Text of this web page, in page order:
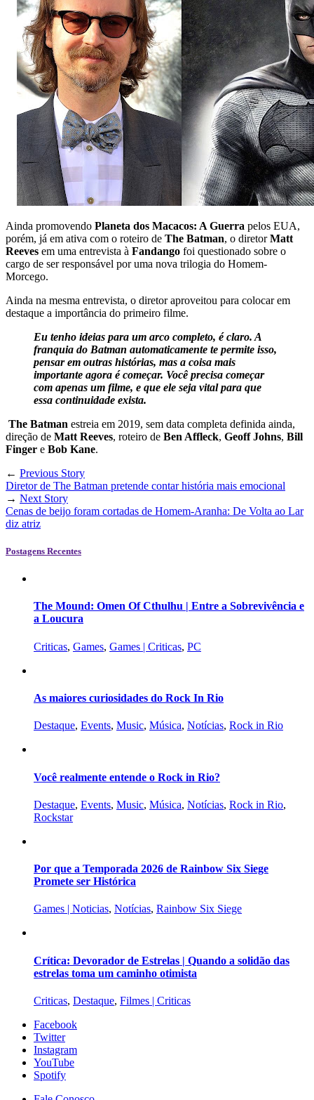
Ainda promovendo Planeta dos Macacos: A Guerra pelos EUA,
porém, já em ativa com o roteiro de The Batman, o diretorMatt
Reeves em uma entrevista à Fandango foi questionado sobre o
cargo de ser responsável por uma nova trilogia do Homem-
Morcego.
Ainda na mesma entrevista, o diretor aproveitou para colocar em
destaque a importância do primeiro filme.
Eu tenho ideias para um arco completo, é claro. A
franquia do Batman automaticamente te permite isso,
pensar em outras histórias, mas a coisa mais
importante agora é começar. Você precisa começar
com apenas um filme, e que ele seja vital para que
essa continuidade exista.
The Batman estreia em 2019, sem data completa definida ainda,
direção de Matt Reeves, roteiro de Ben Affleck, Geoff Johns, Bill
Finger e Bob Kane.
← Previous Story
Diretor de The Batman pretende contar história mais emocional
→ Next Story
Cenas de beijo foram cortadas de Homem-Aranha: De Volta ao Lar
diz atriz
Postagens Recentes
The Mound: Omen Of Cthulhu | Entre a Sobrevivência e
a Loucura
Criticas, Games, Games | Criticas, PC
As maiores curiosidades do Rock In Rio
Destaque, Events, Music, Música, Notícias, Rock in Rio
Você realmente entende o Rock in Rio?
Destaque, Events, Music, Música, Notícias, Rock in Rio,
Rockstar
Por que a Temporada 2026 de Rainbow Six Siege
Promete ser Histórica
Games | Noticias, Notícias, Rainbow Six Siege
Crítica: Devorador de Estrelas | Quando a solidão das
estrelas toma um caminho otimista
Criticas, Destaque, Filmes | Criticas
Facebook
Twitter
Instagram
YouTube
Spotify